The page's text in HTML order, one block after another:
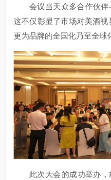
会议当天众多合作伙伴
这不仅彰显了市场对美酒视
更为品牌的全国化乃至全球
此次大会的成功举办